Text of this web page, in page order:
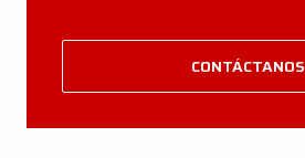
CONTÁCTANOS